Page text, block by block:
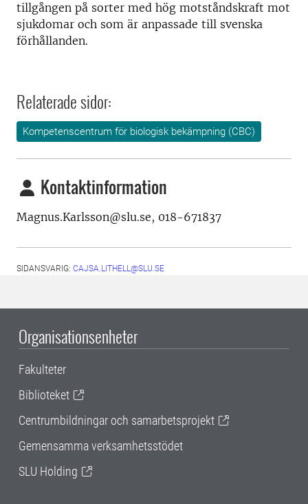
tillgången på sorter med hög motståndskraft mot
sjukdomar och som är anpassade till svenska
förhållanden.
Relaterade sidor:
Kompetenscentrum för biologisk bekämpning (CBC)
Kontaktinformation
Magnus.Karlsson@slu.se, 018-671837
SIDANSVARIG: CAJSA.LITHELL@SLU.SE
Organisationsenheter
Fakulteter
Biblioteket
Centrumbildningar och samarbetsprojekt
Gemensamma verksamhetsstödet
SLU Holding